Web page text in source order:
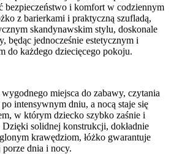
bezpieczeństwo i komfort w codziennym
z barierkami i praktyczną szufladą,
skandynawskim stylu, doskonale
będąc jednocześnie estetycznym i
do każdego dziecięcego pokoju.
miejsca do zabawy, czytania
intensywnym dniu, a nocą staje się
w którym dziecko szybko zaśnie i
solidnej konstrukcji, dokładnie
krawędziom, łóżko gwarantuje
dnia i nocy.